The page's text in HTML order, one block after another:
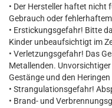
• Der Hersteller haftet nicht
Gebrauch oder
• Erstickungsgefahr! Bitte
Kinder unbeaufsichtigt im
• Verletzungsgefahr! Das
Metallenden.
Gestänge und den
• Strangulationsgefahr!
• Brand- und